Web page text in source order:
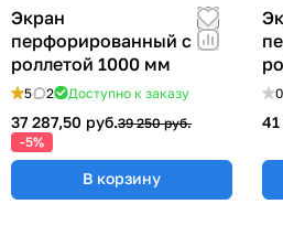
Экран
перфорированный с
роллетой 1000 мм
5 2 Доступно к заказу
37 287,50 руб.39 250 руб.
-5%
В корзину
0